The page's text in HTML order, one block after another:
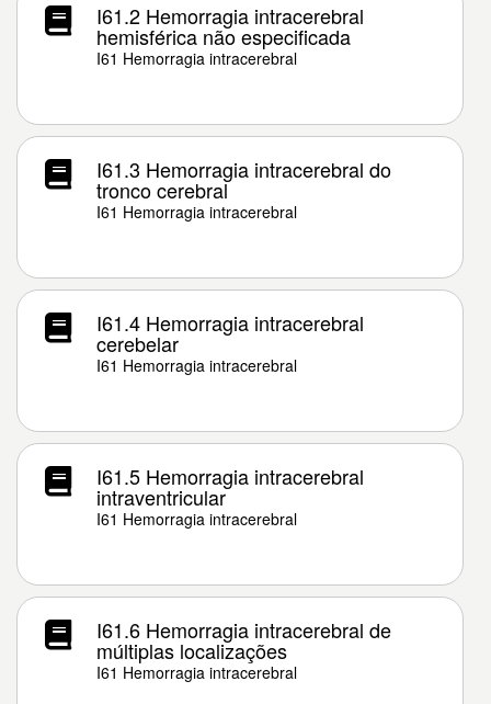
I61.2 Hemorragia intracerebral
hemisférica não especificada
I61 Hemorragia intracerebral
I61.3 Hemorragia intracerebral do
tronco cerebral
I61 Hemorragia intracerebral
I61.4 Hemorragia intracerebral
cerebelar
I61 Hemorragia intracerebral
I61.5 Hemorragia intracerebral
intraventricular
I61 Hemorragia intracerebral
I61.6 Hemorragia intracerebral de
múltiplas localizações
I61 Hemorragia intracerebral